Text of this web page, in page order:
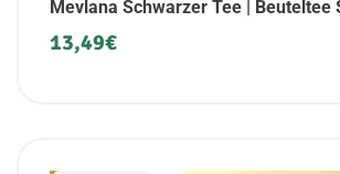
Mevlana Schwarzer Tee | Beuteltee
Beutel (6er Pack)
13,49€